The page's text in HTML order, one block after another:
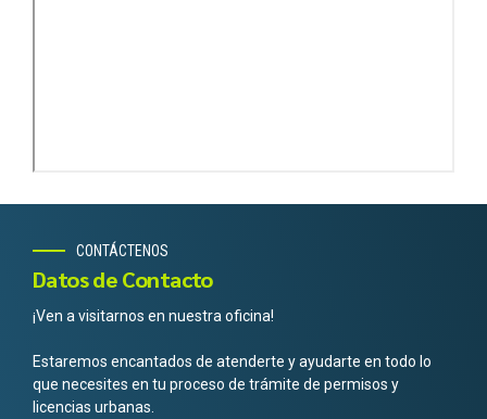
CONTÁCTENOS
Datos de Contacto
¡Ven a visitarnos en nuestra oficina!
Estaremos encantados de atenderte y ayudarte en todo lo
que necesites en tu proceso de trámite de permisos y
licencias urbanas.